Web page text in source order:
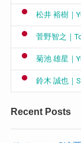
松井 裕樹｜
菅野智之｜
菊池 雄星｜
鈴木 誠也｜
Recent Posts